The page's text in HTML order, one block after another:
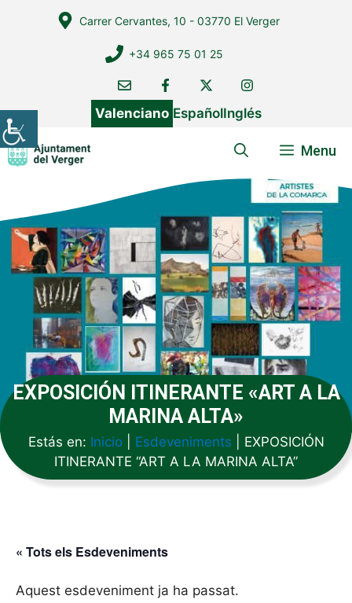
Carrer Cervantes, 10 - 03770 El Verger
+34 965 75 01 25
Valenciano EspañolInglés
Menu
EXPOSICIÓN ITINERANTE «ART A LA
MARINA ALTA»
Estás en: Inicio| Esdeveniments
EXPOSICIÓN
ITINERANTE “ART A LA MARINA ALTA”
« Tots els Esdeveniments
Aquest esdeveniment ja ha passat.